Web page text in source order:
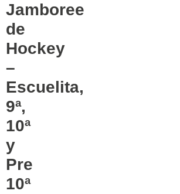
Jamboree
de
Hockey
–
Escuelita,
9ª,
10ª
y
Pre
10ª